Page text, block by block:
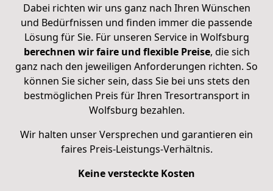
Dabei richten wir uns ganz nach Ihren Wünschen
und Bedürfnissen und finden immer die passende
Lösung für Sie. Für unseren Service in Wolfsburg
berechnen wir faire und flexible Preise, die sich
ganz nach den jeweiligen Anforderungen richten. So
können Sie sicher sein, dass Sie bei uns stets den
bestmöglichen Preis für Ihren Tresortransport in
Wolfsburg bezahlen.
Wir halten unser Versprechen und garantieren ein
faires Preis-Leistungs-Verhältnis.
Keine versteckte Kosten